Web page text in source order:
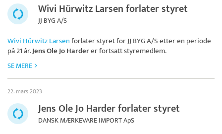
Wivi Hürwitz Larsen forlater styret
JJ BYG A/S
Wivi Hürwitz Larsenforlater styret forJJ BYG A/Setter en periode
på 21 år.Jens Ole Jo Harderer fortsatt styremedlem.
SE MERE
22. mars 2023
Jens Ole Jo Harder forlater styret
DANSK MÆRKEVARE IMPORT ApS